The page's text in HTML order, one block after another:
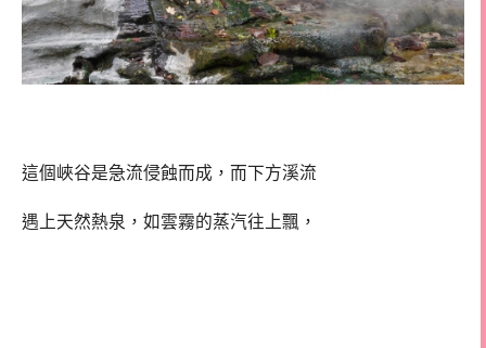
這個峽谷是急流侵蝕而成，而下方溪流
遇上天然熱泉，如雲霧的蒸汽往上飄，